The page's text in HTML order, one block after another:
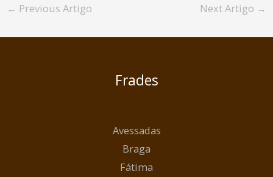
← Previous Artigo Next Artigo →
Frades
Avessadas
Braga
Fátima